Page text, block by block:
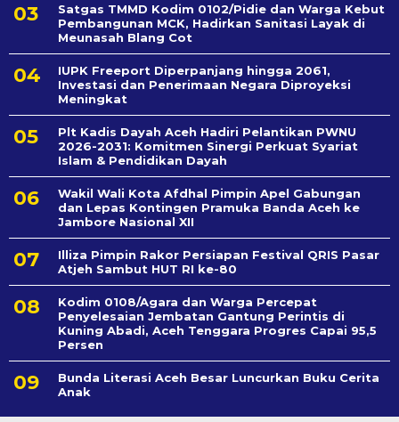
Satgas TMMD Kodim 0102/Pidie dan Warga Kebut
Pembangunan MCK, Hadirkan Sanitasi Layak di
Meunasah Blang Cot
IUPK Freeport Diperpanjang hingga 2061,
Investasi dan Penerimaan Negara Diproyeksi
Meningkat
Plt Kadis Dayah Aceh Hadiri Pelantikan PWNU
2026-2031: Komitmen Sinergi Perkuat Syariat
Islam & Pendidikan Dayah
Wakil Wali Kota Afdhal Pimpin Apel Gabungan
dan Lepas Kontingen Pramuka Banda Aceh ke
Jambore Nasional XII
Illiza Pimpin Rakor Persiapan Festival QRIS Pasar
Atjeh Sambut HUT RI ke-80
Kodim 0108/Agara dan Warga Percepat
Penyelesaian Jembatan Gantung Perintis di
Kuning Abadi, Aceh Tenggara Progres Capai 95,5
Persen
Bunda Literasi Aceh Besar Luncurkan Buku Cerita
Anak